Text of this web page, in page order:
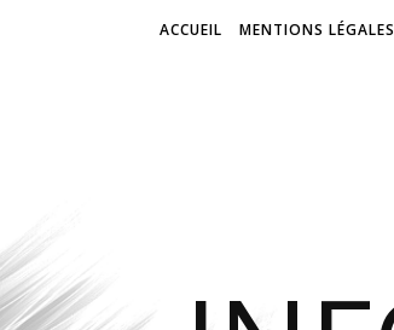
ACCUEIL MENTIONS LÉGALES